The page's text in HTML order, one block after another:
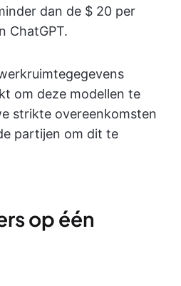
dan de $ 20 per
ChatGPT.
om deze modellen te
strikte overeenkomsten
partijen om dit te
op één